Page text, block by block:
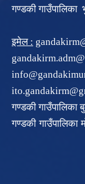
गण्डकी गाउँपालिका
इमेल :
गण्डकी गाउँपालिका
गण्डकी गाउँपालिका